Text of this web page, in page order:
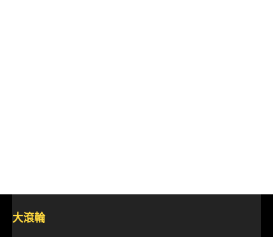
大滾輪